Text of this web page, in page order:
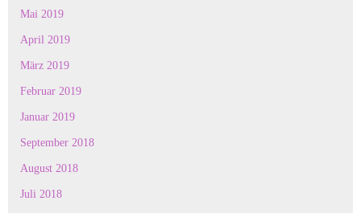
Mai 2019
April 2019
März 2019
Februar 2019
Januar 2019
September 2018
August 2018
Juli 2018